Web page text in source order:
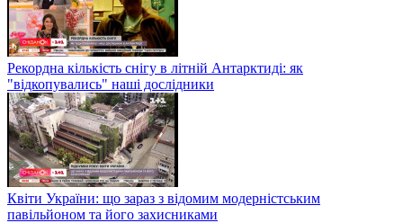
Рекордна кількість снігу в літній Антарктиді: як
"відкопувались" наші дослідники
Квіти України: що зараз з відомим модерністським
павільйоном та його захисниками